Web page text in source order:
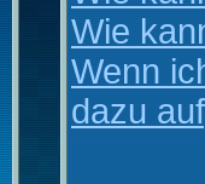
Wie
Wenn
dazu